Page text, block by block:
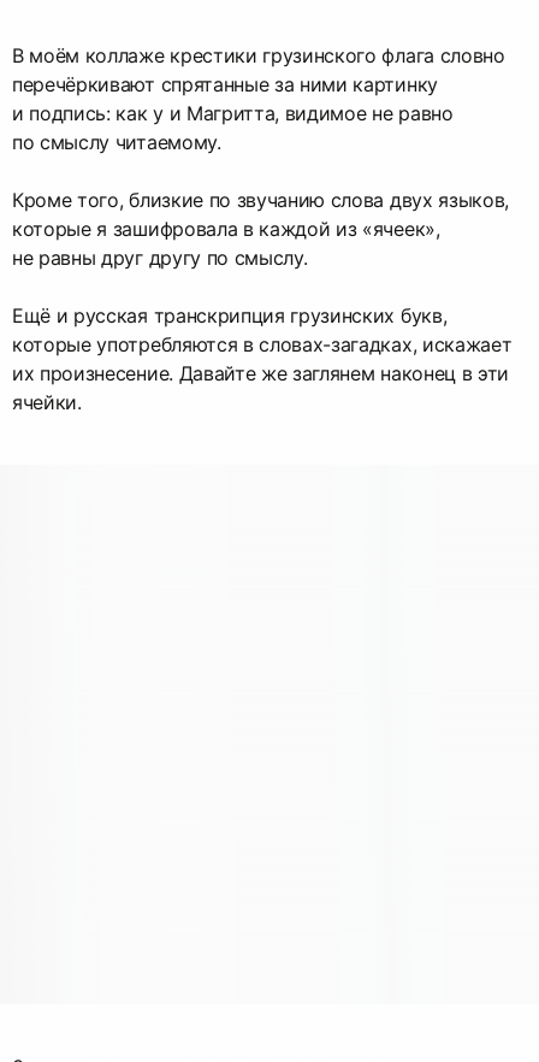
В моём коллаже крестики грузинского флага словно
перечёркивают спрятанные за ними картинку
и подпись: как у и Магритта, видимое не равно
по смыслу читаемому.
Кроме того, близкие по звучанию слова двух языков,
которые я зашифровала в каждой из «ячеек»,
не равны друг другу по смыслу.
Ещё и русская транскрипция грузинских букв,
которые употребляются в словах-загадках, искажает
их произнесение. Давайте же заглянем наконец в эти
ячейки.